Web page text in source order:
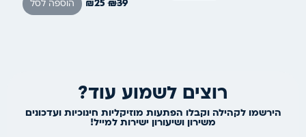
₪39
₪25 הוספה לסל
רוצים לשמוע עוד?
הירשמו לקהילה וקבלו הפתעות מוזיקליות חינוכיות ועדכונים
משירון ושיעורון ישירות למייל!